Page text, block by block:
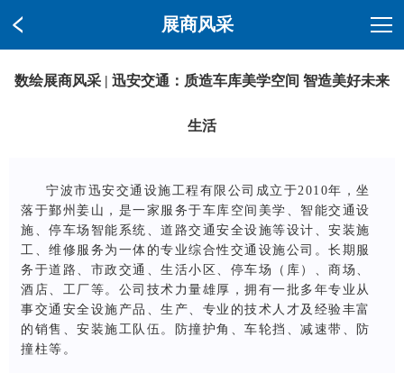
展商风采
数绘展商风采 | 迅安交通：质造车库美学空间 智造美好未来
生活
宁波市迅安交通设施工程有限公司成立于2010年，坐
落于鄞州姜山，是一家服务于车库空间美学、智能交通设
施、停车场智能系统、道路交通安全设施等设计、安装施
工、维修服务为一体的专业综合性交通设施公司。长期服
务于道路、市政交通、生活小区、停车场（库）、商场、
酒店、工厂等。公司技术力量雄厚，拥有一批多年专业从
事交通安全设施产品、生产、专业的技术人才及经验丰富
的销售、安装施工队伍。防撞护角、车轮挡、减速带、防
撞柱等。